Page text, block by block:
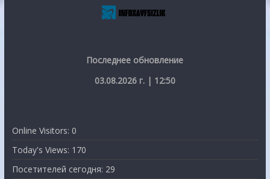
Последнее обновление
03.08.2026 г. | 12:50
Online Visitors: 0
Today's Views: 170
Посетителей сегодня: 29